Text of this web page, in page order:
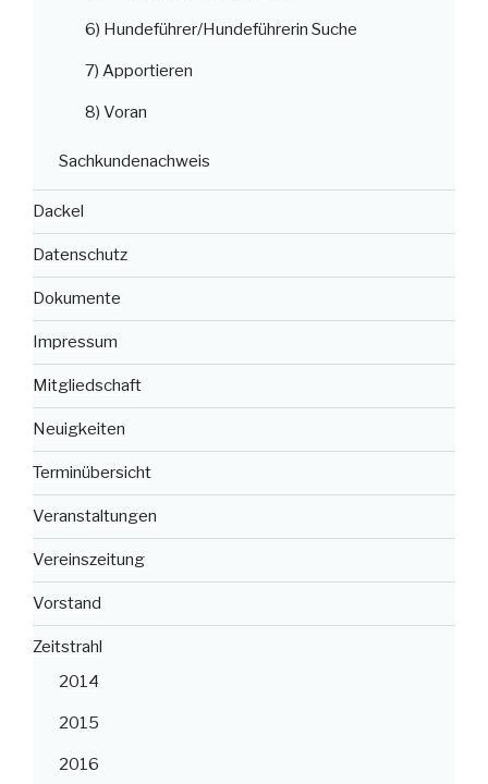
6) Hundeführer/Hundeführerin Suche
7) Apportieren
8) Voran
Sachkundenachweis
Dackel
Datenschutz
Dokumente
Impressum
Mitgliedschaft
Neuigkeiten
Terminübersicht
Veranstaltungen
Vereinszeitung
Vorstand
Zeitstrahl
2014
2015
2016